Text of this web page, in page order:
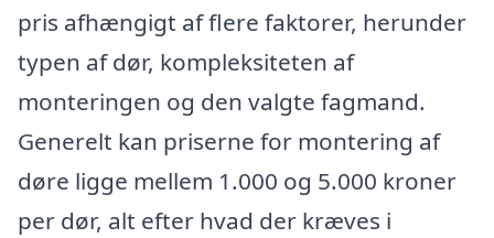
pris afhængigt af flere faktorer, herunder
typen af dør, kompleksiteten af
monteringen og den valgte fagmand.
Generelt kan priserne for montering af
døre ligge mellem 1.000 og 5.000 kroner
per dør, alt efter hvad der kræves i